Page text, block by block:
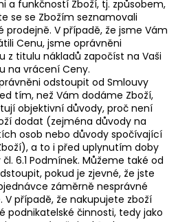
a funkčností Zboží, tj. způsobem,
se se Zbožím seznamovali
prodejně. V případě, že jsme Vám
Cenu, jsme oprávněni
z titulu nákladů započíst na Vaši
na vrácení Ceny.
odstoupit od Smlouvy
tím, než Vám dodáme Zboží,
objektivní důvody, proč není
dodat (zejména důvody na
osob nebo důvody spočívající
a to i před uplynutím doby
6.1 Podmínek. Můžeme také od
pokud je zjevné, že jste
záměrně nesprávné
V případě, že nakupujete zboží
podnikatelské činnosti, tedy jako